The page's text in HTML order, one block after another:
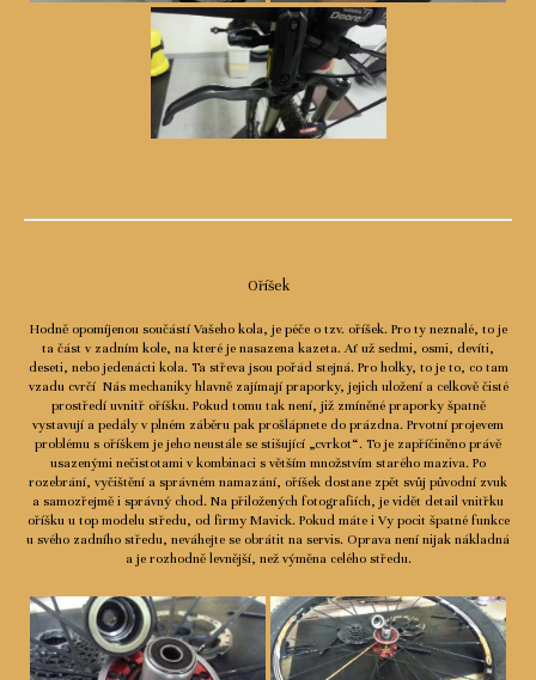
Oříšek
Hodně opomíjenou součástí Vašeho kola, je péče o tzv. oříšek. Pro ty neznalé, to je
ta část v zadním kole, na které je nasazena kazeta. Ať už sedmi, osmi, devíti,
deseti, nebo jedenácti kola. Ta střeva jsou pořád stejná. Pro holky, to je to, co tam
vzadu cvrčí Nás mechaniky hlavně zajímají praporky, jejich uložení a celkově čisté
prostředí uvnitř oříšku. Pokud tomu tak není, již zmíněné praporky špatně
vystavují a pedály v plném záběru pak prošlápnete do prázdna. Prvotní projevem
problému s oříškem je jeho neustále se stišující „cvrkot“. To je zapříčiněno právě
usazenými nečistotami v kombinaci s větším množstvím starého maziva. Po
rozebrání, vyčištění a správném namazání, oříšek dostane zpět svůj původní zvuk
a samozřejmě i správný chod. Na přiložených fotografiích, je vidět detail vnitřku
oříšku u top modelu středu, od firmy Mavick. Pokud máte i Vy pocit špatné funkce
u svého zadního středu, neváhejte se obrátit na servis. Oprava není nijak nákladná
a je rozhodně levnější, než výměna celého středu.